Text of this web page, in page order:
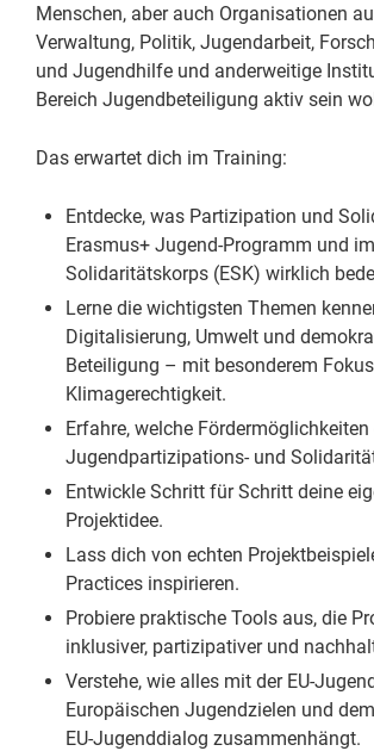
Menschen, aber auch Organisationen
Verwaltung, Politik, Jugendarbeit,
und Jugendhilfe und anderweitige
Bereich Jugendbeteiligung aktiv sein
Das erwartet dich im Training:
Entdecke, was Partizipation und
Erasmus+ Jugend-Programm und
Solidaritätskorps (ESK) wirklich
Lerne die wichtigsten Themen
Digitalisierung, Umwelt und
Beteiligung – mit besonderem
Klimagerechtigkeit.
Erfahre, welche
Jugendpartizipations- und
Entwickle Schritt für Schritt deine
Projektidee.
Lass dich von echten
Practices inspirieren.
Probiere praktische Tools aus, die
inklusiver, partizipativer und
Verstehe, wie alles mit der
Europäischen Jugendzielen und dem
EU‑Jugenddialog zusammenhängt.